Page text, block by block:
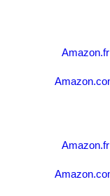
Amazon.fr
Amazon.fr